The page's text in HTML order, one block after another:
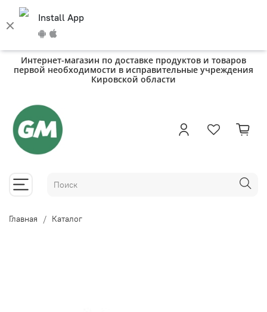
Install App
Интернет-магазин по доставке продуктов и товаров
первой необходимости в исправительные учреждения
Кировской области
Главная Каталог